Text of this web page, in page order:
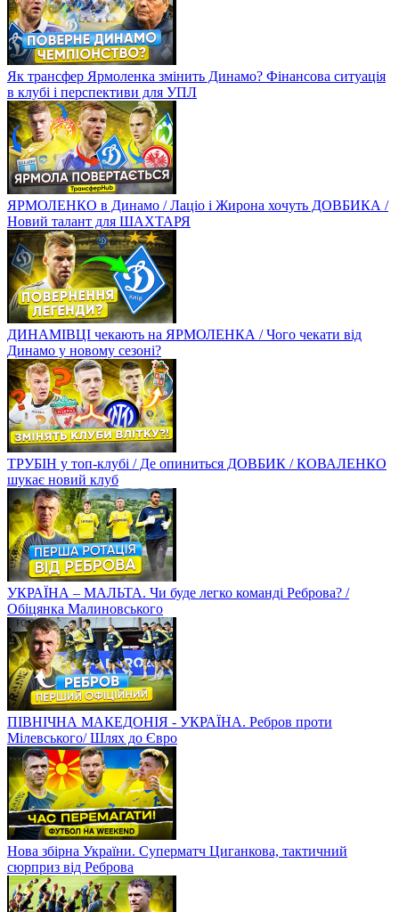
Як трансфер Ярмоленка змінить Динамо? Фінансова ситуація
в клубі і перспективи для УПЛ
ЯРМОЛЕНКО в Динамо / Лаціо і Жирона хочуть ДОВБИКА /
Новий талант для ШАХТАРЯ
ДИНАМІВЦІ чекають на ЯРМОЛЕНКА / Чого чекати від
Динамо у новому сезоні?
ТРУБІН у топ-клубі / Де опиниться ДОВБИК / КОВАЛЕНКО
шукає новий клуб
УКРАЇНА – МАЛЬТА. Чи буде легко команді Реброва? /
Обіцянка Малиновського
ПІВНІЧНА МАКЕДОНІЯ - УКРАЇНА. Ребров проти
Мілевського/ Шлях до Євро
Нова збірна України. Суперматч Циганкова, тактичний
сюрприз від Реброва